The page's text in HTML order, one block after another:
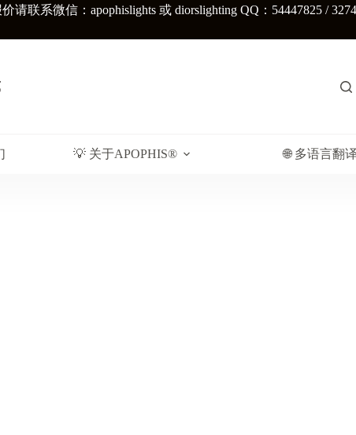
请联系微信：apophislights 或 diorslighting QQ：54447825 /
💡 关于APOPHIS® 🌐 多语言翻译